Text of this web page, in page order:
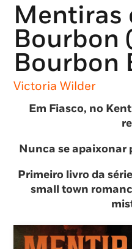
Mentiras
Bourbon
Bourbon
Victoria Wilder
Em Fiasco, no
Nunca se apaixonar
Primeiro livro da série
small town